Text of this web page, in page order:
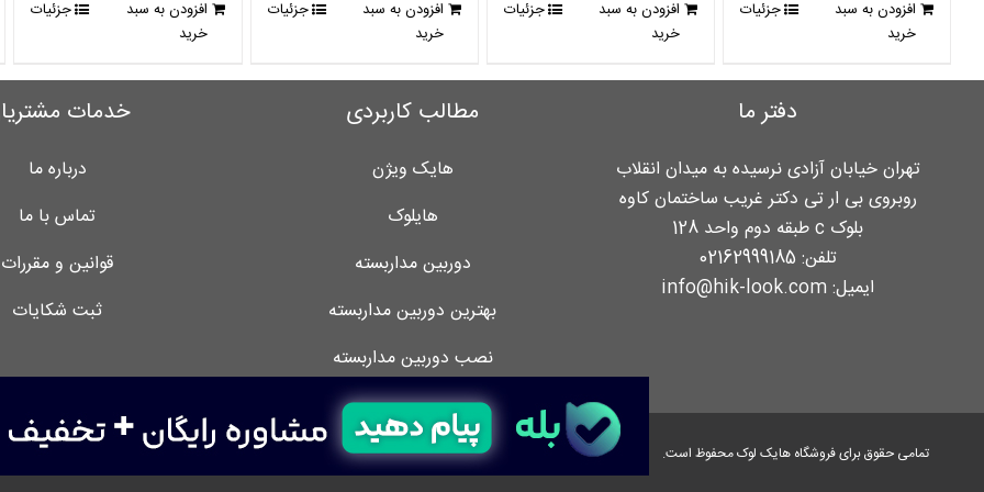
بود.
است.
افزودن به سبد
خرید
جزئیات
بود.
است.
افزودن به سبد
خرید
جزئیات
بود.
است.
افزودن به سبد
خرید
جزئیات
بود.
است.
افزودن به سبد
خرید
جزئیات
دفتر ما
تهران خیابان آزادی نرسیده به میدان انقلاب
روبروی بی ار تی دکتر غریب ساختمان کاوه
بلوک c طبقه دوم واحد 128
تلفن: 02162999185
ایمیل: info@hik-look.com
مطالب کاربردی
هایک ویژن
هایلوک
دوربین مداربسته
بهترین دوربین مداربسته
نصب دوربین مداربسته
خدمات
درباره ما
تماس با ما
قوانین و مقررات
ثبت شکایات
تمامی حقوق برای فروشگاه هایک لوک محفوظ است.